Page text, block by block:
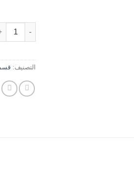
التصنيف: قسم